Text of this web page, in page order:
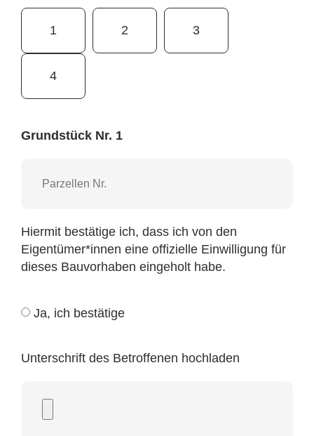
1 2 3
4
Grundstück Nr. 1
Hiermit bestätige ich, dass ich von den
Eigentümer*innen eine offizielle Einwilligung für
dieses Bauvorhaben eingeholt habe.
Ja, ich bestätige
Unterschrift des Betroffenen hochladen